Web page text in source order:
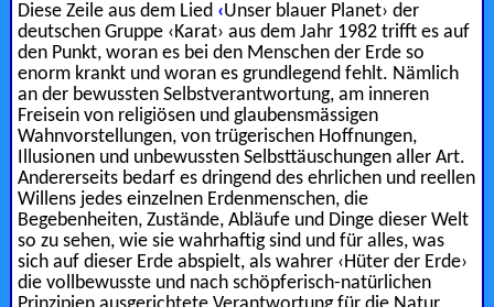
Diese Zeile aus dem Lied ‹Unser blauer Planet› der
deutschen Gruppe ‹Karat› aus dem Jahr 1982 trifft es auf
den Punkt, woran es bei den Menschen der Erde so
enorm krankt und woran es grundlegend fehlt. Nämlich
an der bewussten Selbstverantwortung, am inneren
Freisein von religiösen und glaubensmässigen
Wahnvorstellungen, von trügerischen Hoffnungen,
Illusionen und unbewussten Selbsttäuschungen aller Art.
Andererseits bedarf es dringend des ehrlichen und reellen
Willens jedes einzelnen Erdenmenschen, die
Begebenheiten, Zustände, Abläufe und Dinge dieser Welt
so zu sehen, wie sie wahrhaftig sind und für alles, was
sich auf dieser Erde abspielt, als wahrer ‹Hüter der Erde›
die vollbewusste und nach schöpferisch-natürlichen